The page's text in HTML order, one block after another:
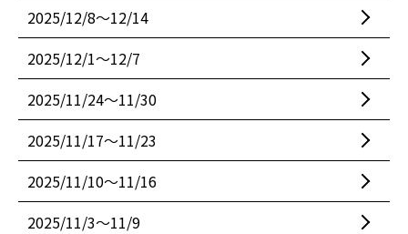
2025/12/8〜12/14
2025/12/1〜12/7
2025/11/24〜11/30
2025/11/17〜11/23
2025/11/10〜11/16
2025/11/3〜11/9